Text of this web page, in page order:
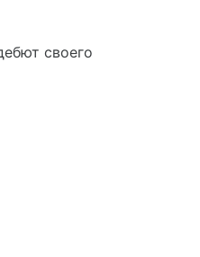
своего